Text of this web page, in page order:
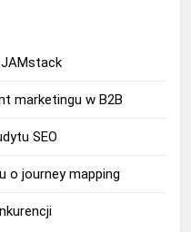
marketingu w B2B
SEO
o journey mapping